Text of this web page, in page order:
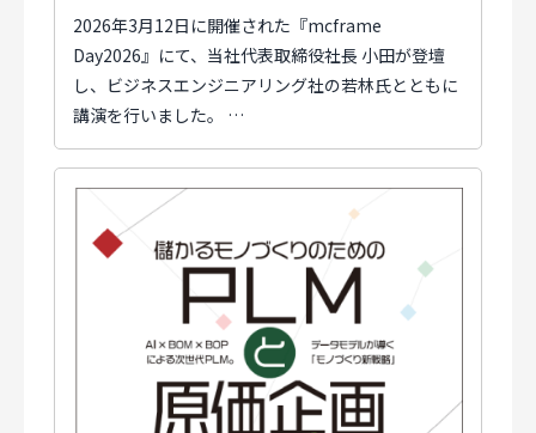
2026年3月12日に開催された『mcframe
Day2026』にて、当社代表取締役社長 小田が登壇
し、ビジネスエンジニアリング社の若林氏とともに
講演を行いました。 …